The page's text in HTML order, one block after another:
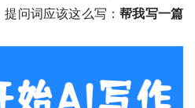
提问词应该这么写：帮我写一篇